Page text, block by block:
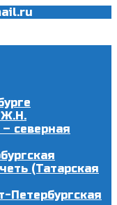
Ж.Н.
северная
(Татарская
Петербургская